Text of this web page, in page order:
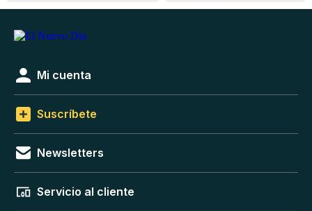
Mi cuenta
Suscríbete
Newsletters
Servicio al cliente